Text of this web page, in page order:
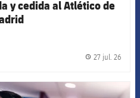
y cedida al Atlético de
27 jul. 26
FCB Barcelona badge